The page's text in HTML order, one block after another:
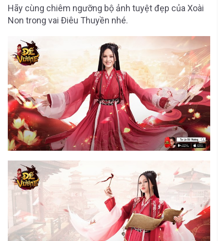
Hãy cùng chiêm ngưỡng bộ ảnh tuyệt đẹp của Xoài
Non trong vai Điêu Thuyền nhé.